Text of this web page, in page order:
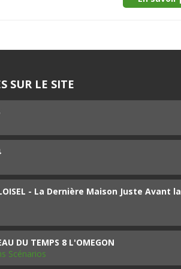
SUR LE SITE
- La Dernière Maison Juste Avant la
DU TEMPS 8 L'OMEGON
Scénarios